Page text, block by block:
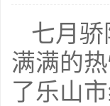
七月
满满的
了乐山